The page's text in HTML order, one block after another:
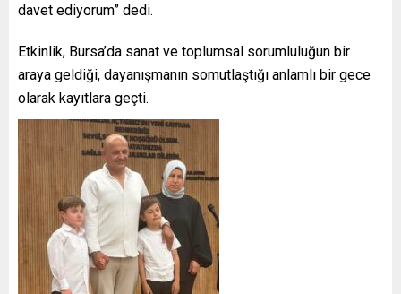
davet ediyorum” dedi.
Etkinlik, Bursa’da sanat ve toplumsal sorumluluğun bir
araya geldiği, dayanışmanın somutlaştığı anlamlı bir gece
olarak kayıtlara geçti.